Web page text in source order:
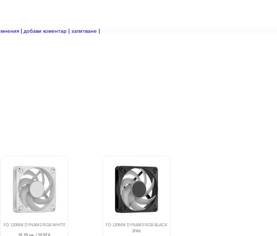
мнения| добави коментар| запитване |
FD 120MM DYNAM3 RGB WHITE
31.23 лв. / 15.97 €
FD 120MM DYNAM3 RGB BLACK
3PAK